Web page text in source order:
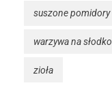
suszone pomidory
warzywa na słodko
zioła